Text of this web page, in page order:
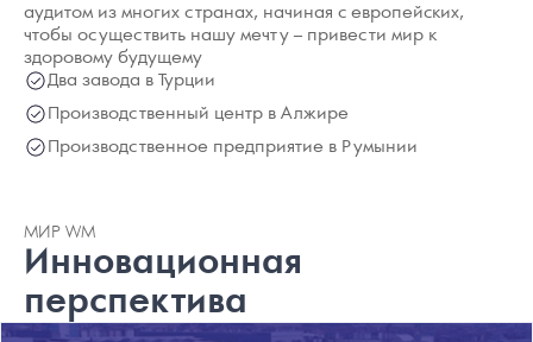
аудитом из многих странах, начиная с европейских,
чтобы осуществить нашу мечту – привести мир к
здоровому будущему
Два завода в Турции
Производственный центр в Алжире
Производственное предприятие в Румынии
МИР WM
Инновационная
перспектива